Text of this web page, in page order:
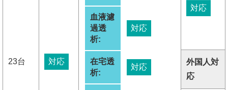
23台 対応
血液濾
過透
析:
対応
在宅透
析:
対応
対応
外国人対
応